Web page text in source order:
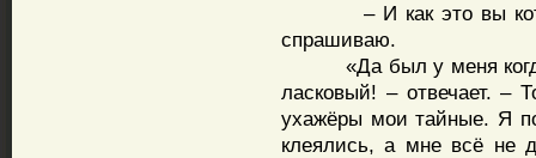
– И как это вы кота
спрашиваю.
«Да был у меня
ласковый! – отвечает. –
ухажёры мои тайные. Я
клеялись, а мне всё не